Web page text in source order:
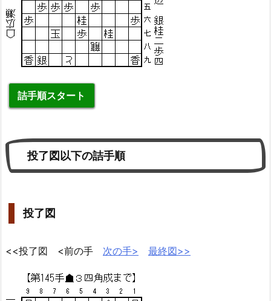
詰手順スタート
投了図以下の詰手順
投了図
<<投了図 <前の手 次の手> 最終図>>